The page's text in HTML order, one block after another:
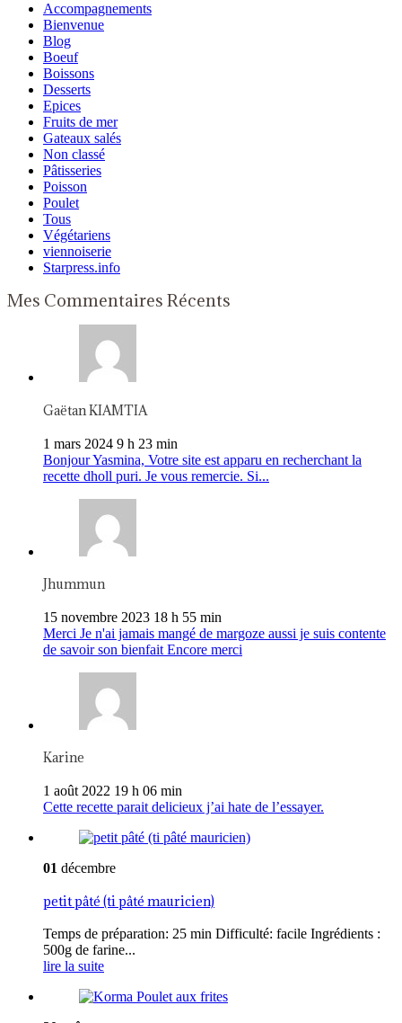
Accompagnements
Bienvenue
Blog
Boeuf
Boissons
Desserts
Epices
Fruits de mer
Gateaux salés
Non classé
Pâtisseries
Poisson
Poulet
Tous
Végétariens
viennoiserie
Starpress.info
Mes Commentaires Récents
Gaëtan KIAMTIA
1 mars 2024 9 h 23 min
Bonjour Yasmina, Votre site est apparu en recherchant la
recette dholl puri. Je vous remercie. Si...
Jhummun
15 novembre 2023 18 h 55 min
Merci Je n'ai jamais mangé de margoze aussi je suis contente
de savoir son bienfait Encore merci
Karine
1 août 2022 19 h 06 min
Cette recette parait delicieux j’ai hate de l’essayer.
01 décembre
petit pâté (ti pâté mauricien)
Temps de préparation: 25 min Difficulté: facile Ingrédients :
500g de farine...
lire la suite